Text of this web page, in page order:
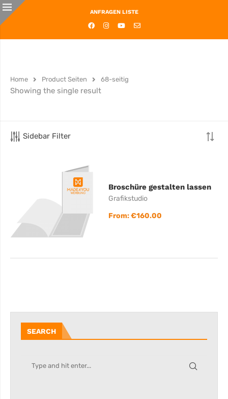
ANFRAGEN LISTE
Home Product Seiten 68-seitig
Showing the single result
Sidebar Filter
Broschüre gestalten lassen
Grafikstudio
From:€160.00
SEARCH